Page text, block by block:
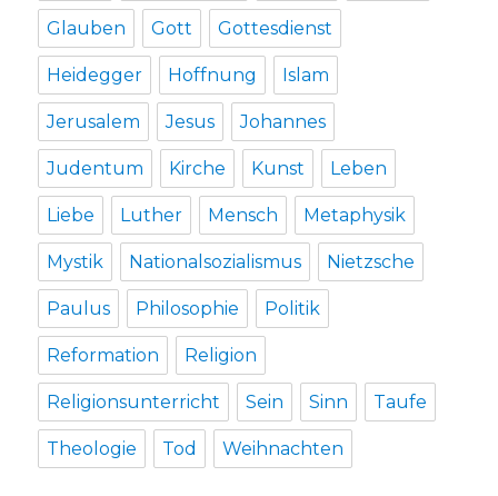
Glauben Gott Gottesdienst
Heidegger Hoffnung Islam
Jerusalem Jesus Johannes
Judentum Kirche Kunst Leben
Liebe Luther Mensch Metaphysik
Mystik Nationalsozialismus Nietzsche
Paulus Philosophie Politik
Reformation Religion
Religionsunterricht Sein Sinn Taufe
Theologie Tod Weihnachten